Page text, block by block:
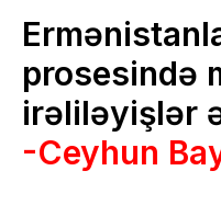
prosesində
irəliləyişlər
-Ceyhun